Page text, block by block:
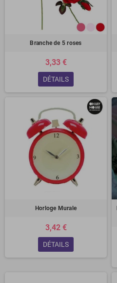
Branche de 5 roses
3,33 €
DÉTAILS
Horloge Murale
3,42 €
DÉTAILS